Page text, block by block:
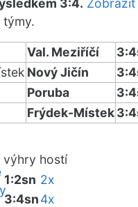
3:4. Zobrazit
týmy.
Val. Meziříčí
Nový Jičín
Poruba
Frýdek-Místek
výhry hostí
1:2sn 2x
3:4sn4x